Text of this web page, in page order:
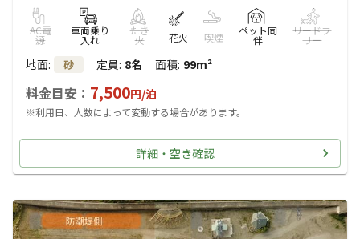
AC電
源
車両乗り
入れ
たき
火 花火 喫煙
ペット同
伴
リードフ
リー
地面: 砂 定員: 8名 面積: 99m²
料金目安： 7,500円/泊
※利用日、人数によって変動する場合があります。
詳細・空き確認